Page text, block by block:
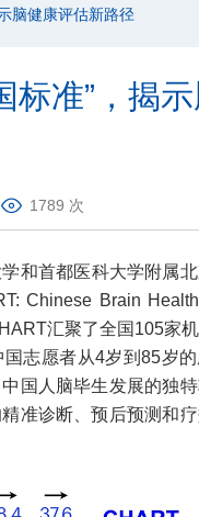
脑健康评估新路径
标准”，揭
1789 次
和首都医科大学附属
Chinese Brain Health
汇聚了全国105家
志愿者从4岁到85岁
国人脑毕生发展的独
准诊断、预后预测和